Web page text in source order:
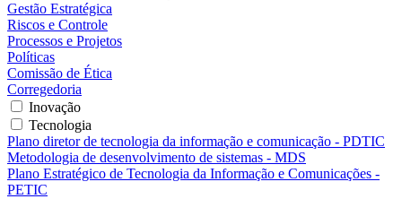
Gestão Estratégica
Riscos e Controle
Processos e Projetos
Políticas
Comissão de Ética
Corregedoria
Inovação
Tecnologia
Plano diretor de tecnologia da informação e comunicação - PDTIC
Metodologia de desenvolvimento de sistemas - MDS
Plano Estratégico de Tecnologia da Informação e Comunicações -
PETIC